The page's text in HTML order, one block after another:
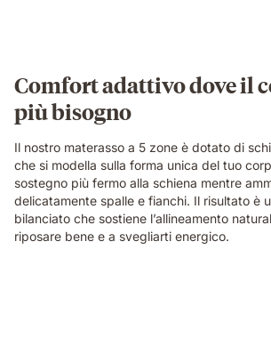
Comfort adattivo dove il
più bisogno
Il nostro materasso a 5 zone è dotato di
che si modella sulla forma unica del tuo
sostegno più fermo alla schiena mentre
delicatamente spalle e fianchi. Il risultato è
bilanciato che sostiene l’allineamento
riposare bene e a svegliarti energico.